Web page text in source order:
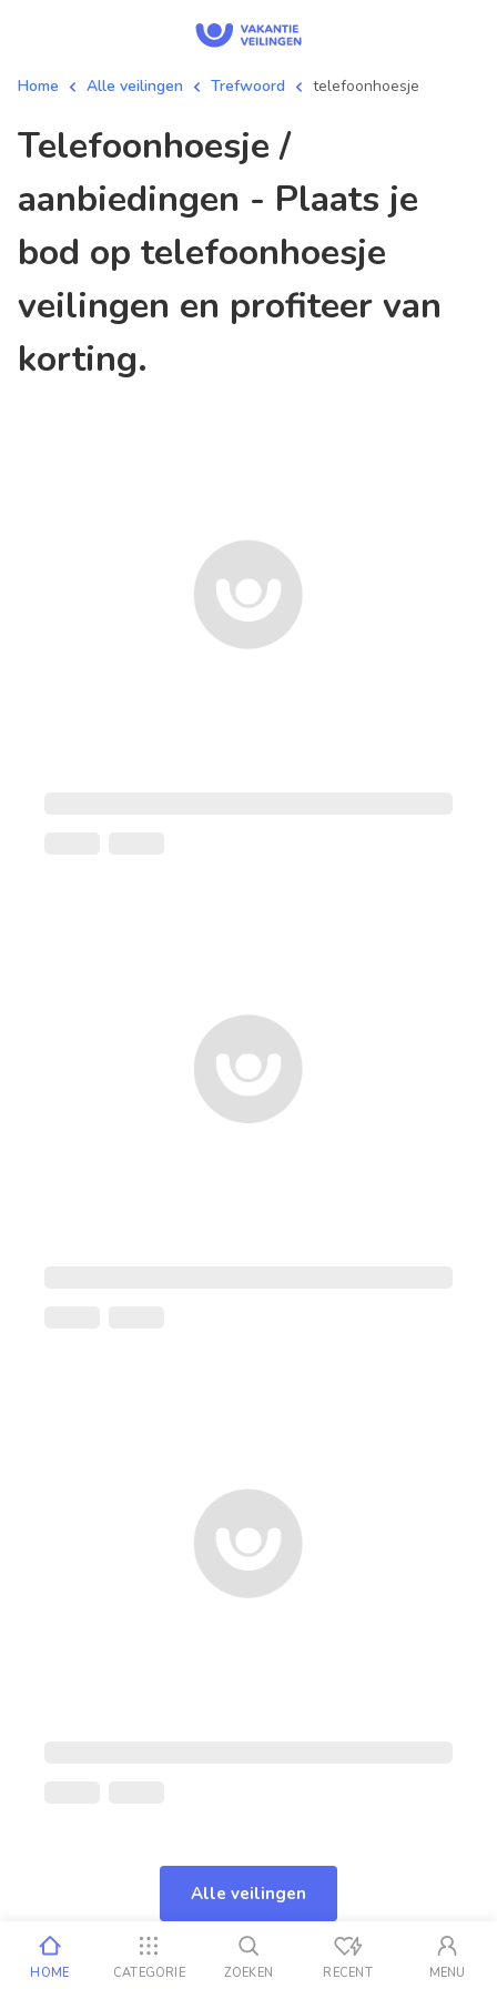
Home Alle veilingen Trefwoord telefoonhoesje
telefoonhoesje /
aanbiedingen - Plaats je
bod op telefoonhoesje
veilingen en profiteer van
korting.
Alle veilingen
HOME CATEGORIE ZOEKEN RECENT MENU